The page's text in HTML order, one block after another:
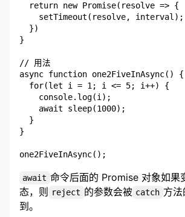
  return new Promise(resolve => {
    setTimeout(resolve, interval);
  })
}
// 用法
async function one2FiveInAsync() {
  for(let i = 1; i <= 5; i++) {
    console.log(i);
    await sleep(1000);
  }
}
await 命令后面的 Promise 对象如果
态，则
reject 的参数会被 catch 方
到。